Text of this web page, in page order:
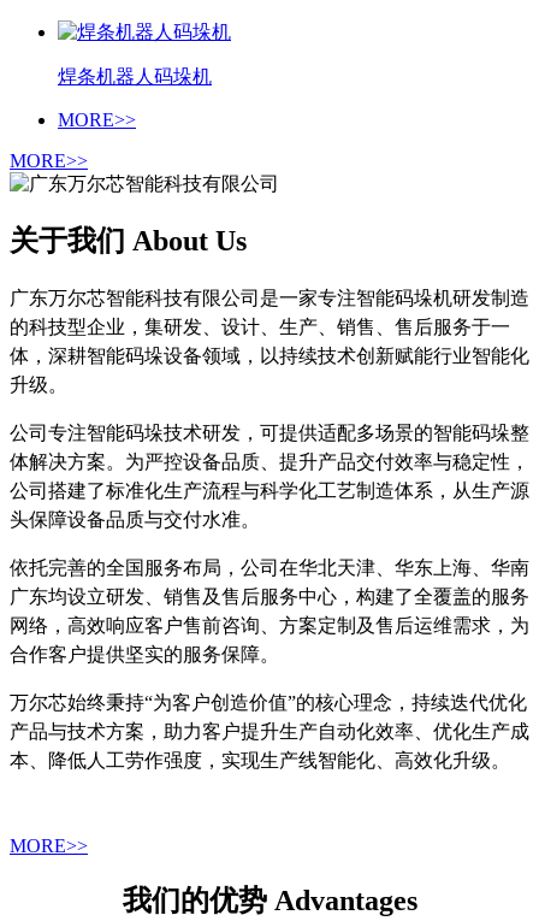
焊条机器人码垛机
MORE>>
MORE>>
关于我们 About Us
广东万尔芯智能科技有限公司是一家专注智能码垛机研发制造
的科技型企业，集研发、设计、生产、销售、售后服务于一
体，深耕智能码垛设备领域，以持续技术创新赋能行业智能化
升级。
公司专注智能码垛技术研发，可提供适配多场景的智能码垛整
体解决方案。为严控设备品质、提升产品交付效率与稳定性，
公司搭建了标准化生产流程与科学化工艺制造体系，从生产源
头保障设备品质与交付水准。
依托完善的全国服务布局，公司在华北天津、华东上海、华南
广东均设立研发、销售及售后服务中心，构建了全覆盖的服务
网络，高效响应客户售前咨询、方案定制及售后运维需求，为
合作客户提供坚实的服务保障。
万尔芯始终秉持“为客户创造价值”的核心理念，持续迭代优化
产品与技术方案，助力客户提升生产自动化效率、优化生产成
本、降低人工劳作强度，实现生产线智能化、高效化升级。
MORE>>
我们的优势 Advantages